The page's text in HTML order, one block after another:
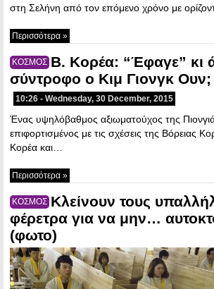
στη Σελήνη από τον επόμενο χρόνο με
Περισσότερα »
ΚΟΣΜΟΣ Β. Κορέα: “Έφαγε” κι
σύντροφο ο Κιμ Γιονγκ Ουν;
10:26 - Wednesday, 30 December, 2015
Ένας υψηλόβαθμος αξιωματούχος της
επιφορτισμένος με τις σχέσεις της Βόρειας
Κορέα και…
Περισσότερα »
ΚΟΣΜΟΣ Κλείνουν τους
φέρετρα για να μην…
(φωτο)